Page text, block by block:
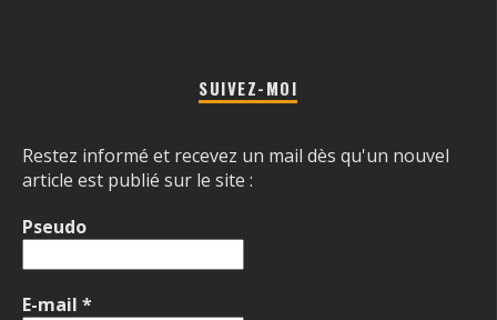
SUIVEZ-MOI
Restez informé et recevez un mail dès qu'un nouvel
article est publié sur le site :
Pseudo
E-mail *